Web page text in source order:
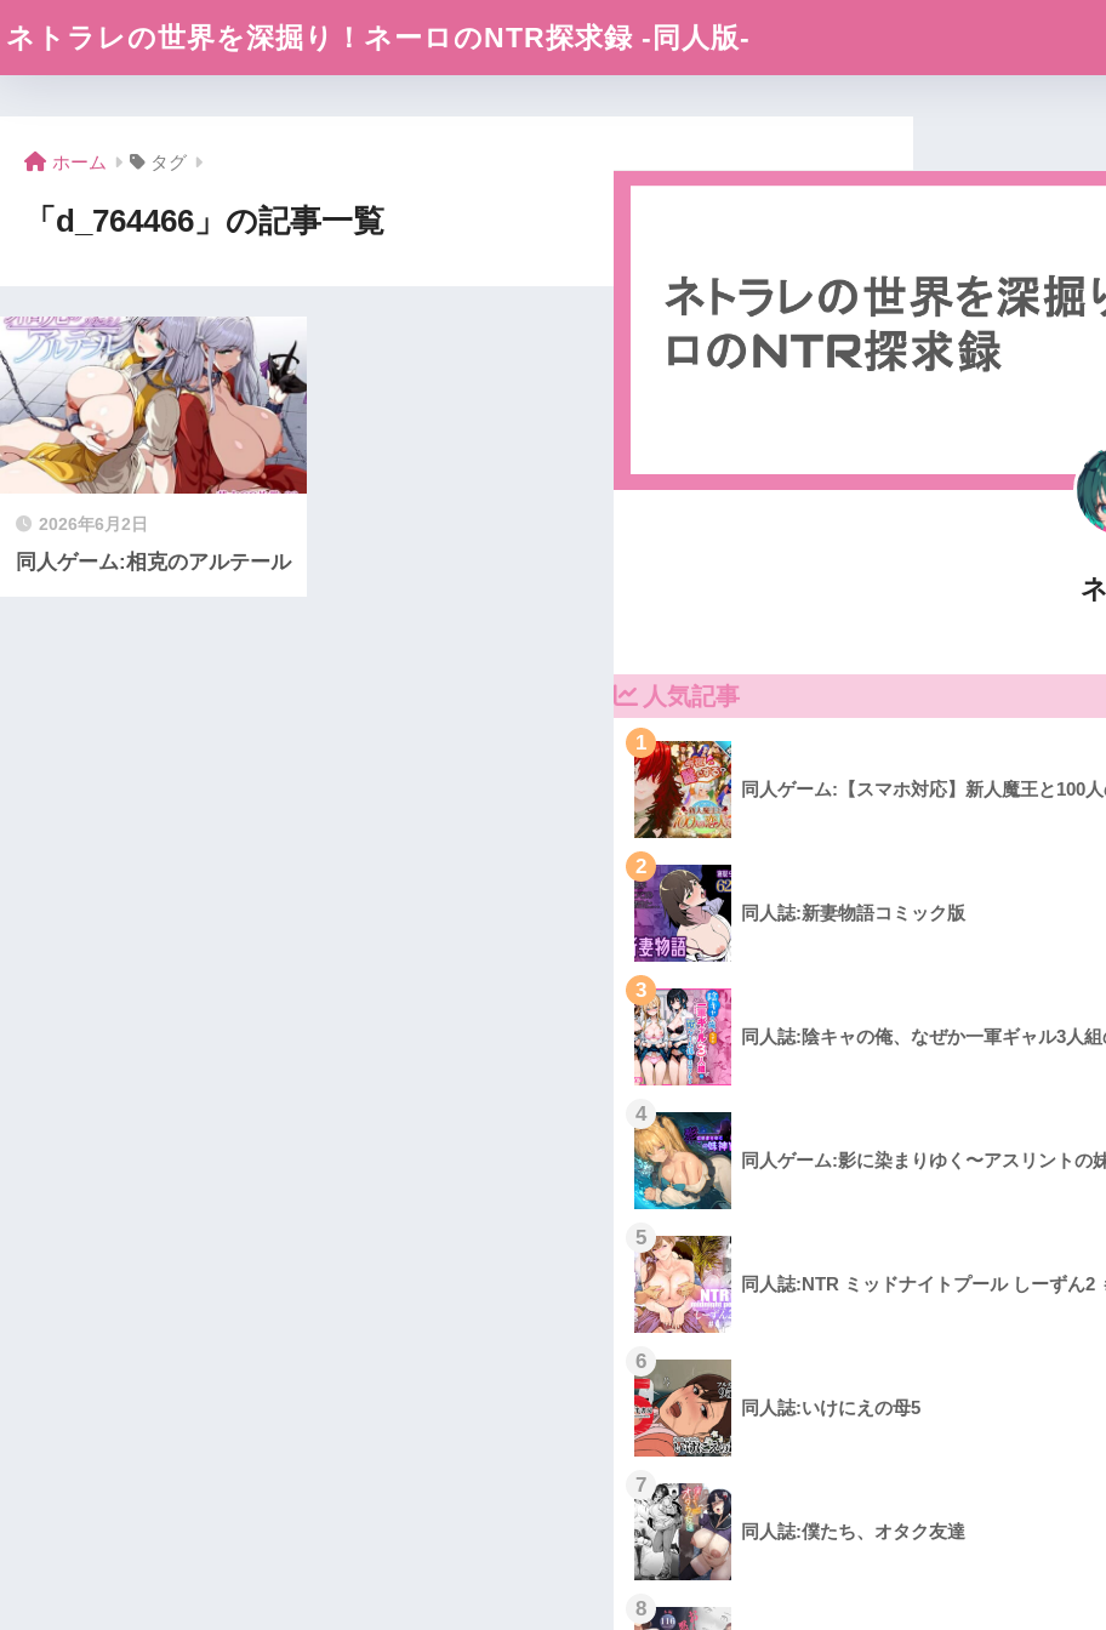
ネトラレの世界を深掘り！ネーロのNTR探求録 -同人版-
ホーム タグ
「d_764466」の記事一覧
2026年6月2日
同人ゲーム:相克のアルテール
人気記事
1
同人ゲーム:【スマホ対応】新人魔王と100
2
同人誌:新妻物語コミック版
3
同人誌:陰キャの俺、なぜか一軍ギャル3人
4
同人ゲーム:影に染まりゆく〜アスリントの
5
同人誌:NTR ミッドナイトプール しーずん2
6
同人誌:いけにえの母5
7
同人誌:僕たち、オタク友達
8